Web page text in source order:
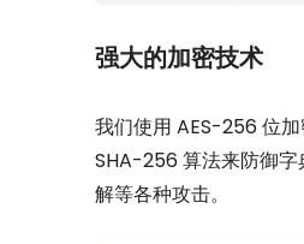
强大的加密技术
我们使用 AES-256 位
SHA-256 算法来防御字
解等各种攻击。